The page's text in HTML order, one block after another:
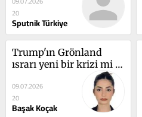
değilse bana
güvenmesinler
20
Sputnik Türkiye
Trump'ın Grönland
ısrarı yeni bir krizi mi
09.07.2026
20
Başak Koçak